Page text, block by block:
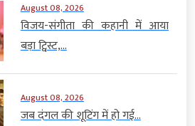
August 08, 2026
विजय-संगीता की कहानी में आया
बड़ा ट्विस्ट,...
August 08, 2026
जब दंगल की शूटिंग में हो गई...